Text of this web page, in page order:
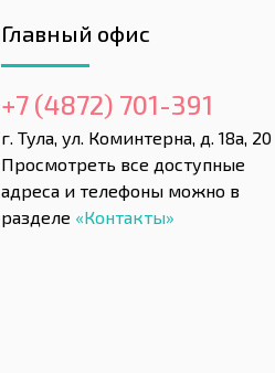
Главный офис
+7 (4872) 701-391
г. Тула, ул. Коминтерна, д. 18а, 20
Просмотреть все доступные
адреса и телефоны можно в
разделе «Контакты»